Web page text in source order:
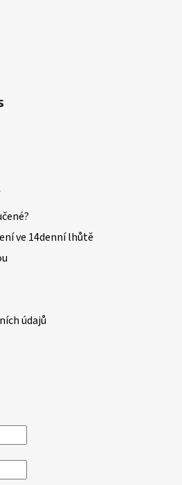
ve 14denní lhůtě
údajů